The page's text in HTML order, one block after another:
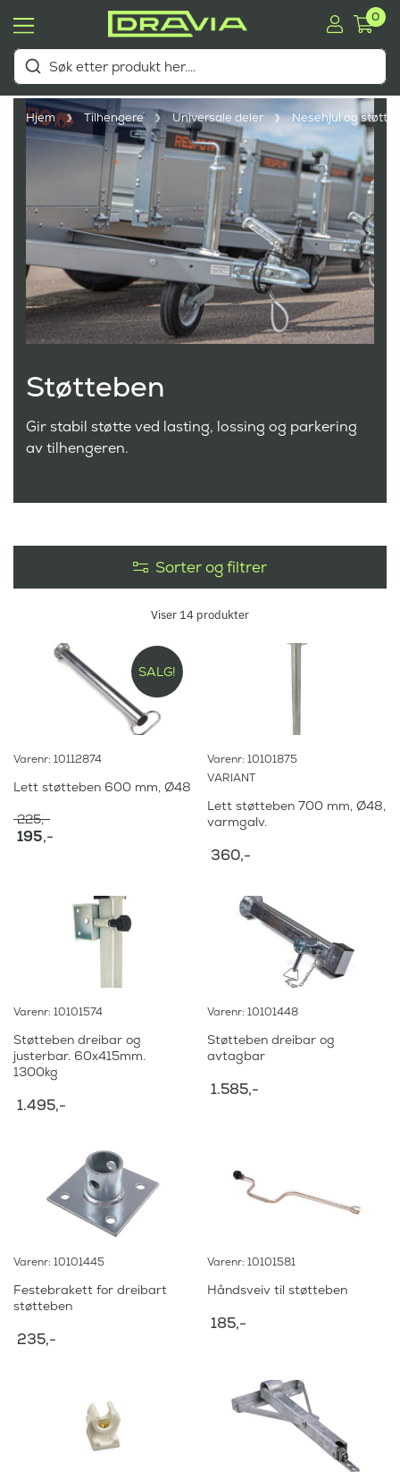
0
Hjem Tilhengere Universale deler Nesehjul og
Støtteben
Gir stabil støtte ved lasting, lossing og parkering
av tilhengeren.
Sorter og filtrer
Viser14 produkter
SALG!
Varenr: 10112874
Lett støtteben 600 mm, Ø48
225,-
O
p
i
s
v
r
195,-
r
s
e
r
Varenr: 10101875
VARIANT
Lett støtteben 700 mm, Ø48,
varmgalv.
360,-
Varenr: 10101574
Støtteben dreibar og
justerbar. 60x415mm.
1300kg
1.495,-
Varenr: 10101448
Støtteben dreibar og
avtagbar
1.585,-
Varenr: 10101445
Festebrakett for dreibart
støtteben
235,-
Varenr: 10101581
Håndsveiv til støtteben
185,-